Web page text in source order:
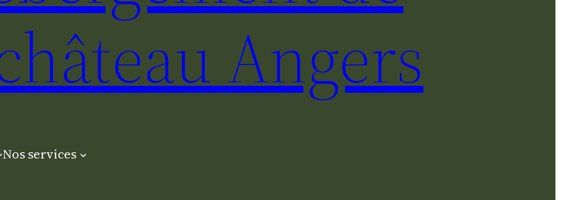
Angers
Nos services